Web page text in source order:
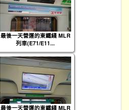
最後一天營運的東鐵綫 MLR
列車(E71/E11...
最後一天營運的東鐵綫 MLR